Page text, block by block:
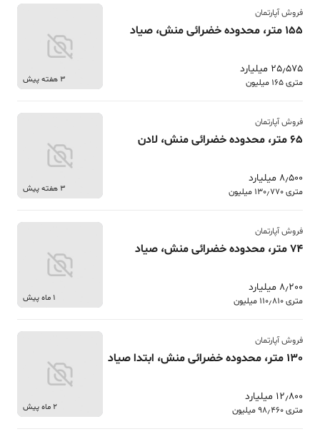
فروش آپارتمان
155 متر، محدوده خضرائی منش، صیاد
25٫575 میلیارد
متری 165 میلیون 3 هفته پیش
فروش آپارتمان
65 متر، محدوده خضرائی منش، لادن
8٫500 میلیارد
متری 130٫770 میلیون 3 هفته پیش
فروش آپارتمان
74 متر، محدوده خضرائی منش، صیاد
8٫200 میلیارد
متری 110٫810 میلیون 1 ماه پیش
فروش آپارتمان
130 متر، محدوده خضرائی منش، ابتدا صیاد
12٫800 میلیارد
متری 98٫460 میلیون 2 ماه پیش